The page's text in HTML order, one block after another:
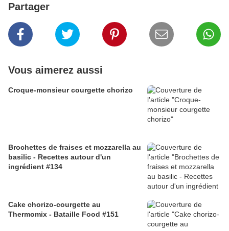
Partager
Vous aimerez aussi
Croque-monsieur courgette chorizo
Brochettes de fraises et mozzarella au
basilic - Recettes autour d'un
ingrédient #134
Cake chorizo-courgette au
Thermomix - Bataille Food #151